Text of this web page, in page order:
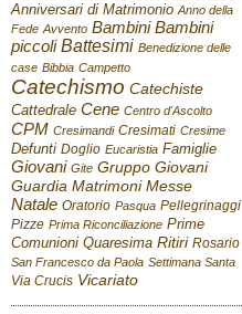
Anniversari di Matrimonio Anno della
Fede Avvento Bambini Bambini
piccoli Battesimi Benedizione delle
case Bibbia Campetto
Catechismo Catechiste
Cattedrale Cene Centro d'Ascolto
CPM Cresimandi Cresimati Cresime
Defunti Doglio Eucaristia Famiglie
Giovani Gite Gruppo Giovani
Guardia Matrimoni Messe
Natale Oratorio Pasqua Pellegrinaggi
Pizze Prima Riconciliazione Prime
Comunioni Quaresima Ritiri Rosario
San Francesco da Paola Settimana Santa
Via Crucis Vicariato